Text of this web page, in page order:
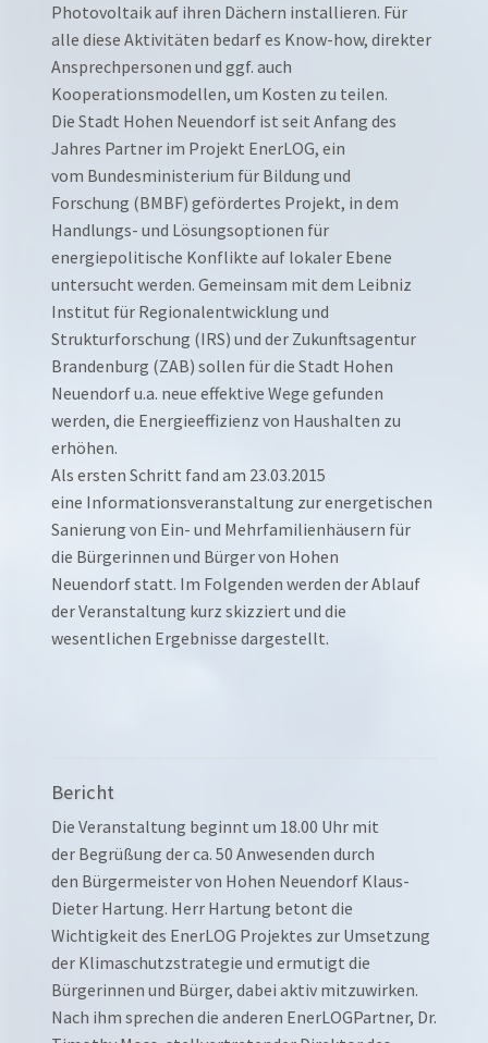
Photovoltaik auf ihren Dächern installieren. Für
alle diese Aktivitäten bedarf es Know-how, direkter
Ansprechpersonen und ggf. auch
Kooperationsmodellen, um Kosten zu teilen.
Die Stadt Hohen Neuendorf ist seit Anfang des
Jahres Partner im Projekt EnerLOG, ein
vom Bundesministerium für Bildung und
Forschung (BMBF) gefördertes Projekt, in dem
Handlungs- und Lösungsoptionen für
energiepolitische Konflikte auf lokaler Ebene
untersucht werden. Gemeinsam mit dem Leibniz
Institut für Regionalentwicklung und
Strukturforschung (IRS) und der Zukunftsagentur
Brandenburg (ZAB) sollen für die Stadt Hohen
Neuendorf u.a. neue effektive Wege gefunden
werden, die Energieeffizienz von Haushalten zu
erhöhen.
Als ersten Schritt fand am 23.03.2015
eine Informationsveranstaltung zur energetischen
Sanierung von Ein- und Mehrfamilienhäusern für
die Bürgerinnen und Bürger von Hohen
Neuendorf statt. Im Folgenden werden der Ablauf
der Veranstaltung kurz skizziert und die
wesentlichen Ergebnisse dargestellt.
Bericht
Die Veranstaltung beginnt um 18.00 Uhr mit
der Begrüßung der ca. 50 Anwesenden durch
den Bürgermeister von Hohen Neuendorf Klaus-
Dieter Hartung. Herr Hartung betont die
Wichtigkeit des EnerLOG Projektes zur Umsetzung
der Klimaschutzstrategie und ermutigt die
Bürgerinnen und Bürger, dabei aktiv mitzuwirken.
Nach ihm sprechen die anderen EnerLOGPartner, Dr.